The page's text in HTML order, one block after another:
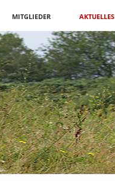
MITGLIEDER AKTUELLES